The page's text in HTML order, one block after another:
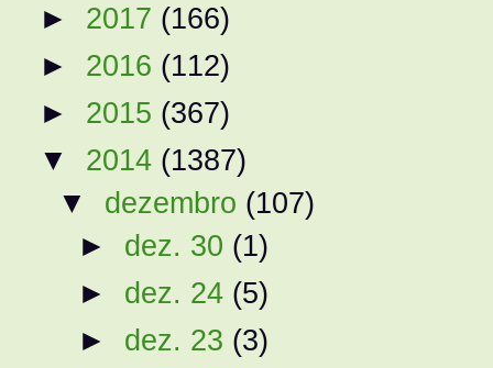
► 2017 (166)
► 2016 (112)
► 2015 (367)
▼ 2014 (1387)
▼ dezembro (107)
► dez. 30 (1)
► dez. 24 (5)
► dez. 23 (3)